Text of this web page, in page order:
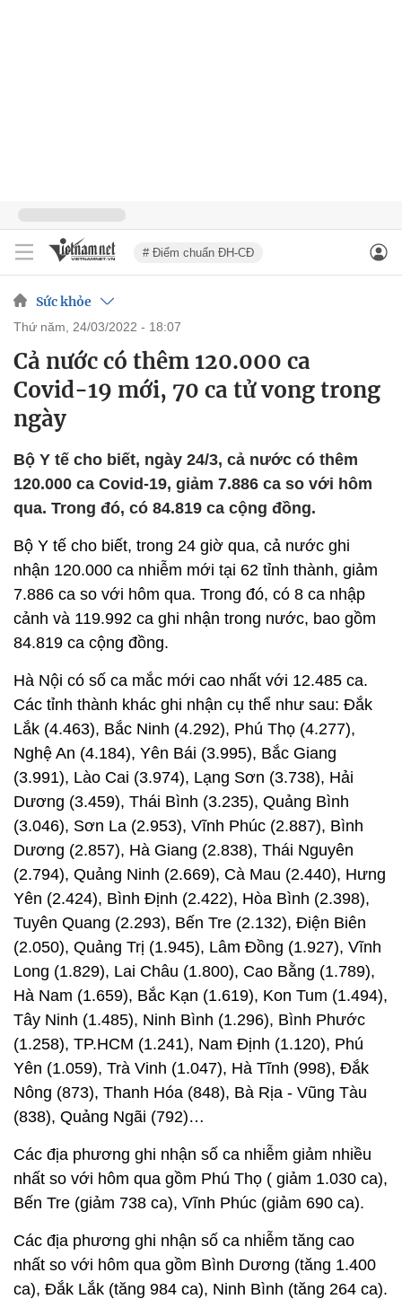
# Điểm chuẩn ĐH-CĐ
Sức khỏe
thứ năm, 24/03/2022 - 18:07
Cả nước có thêm 120.000 ca
Covid-19 mới, 70 ca tử vong trong
ngày
Bộ Y tế cho biết, ngày 24/3, cả nước có thêm
120.000 ca Covid-19, giảm 7.886 ca so với hôm
qua. Trong đó, có 84.819 ca cộng đồng.
Bộ Y tế cho biết, trong 24 giờ qua, cả nước ghi
nhận 120.000 ca nhiễm mới tại 62 tỉnh thành, giảm
7.886 ca so với hôm qua. Trong đó, có 8 ca nhập
cảnh và 119.992 ca ghi nhận trong nước, bao gồm
84.819 ca cộng đồng.
Hà Nội có số ca mắc mới cao nhất với 12.485 ca.
Các tỉnh thành khác ghi nhận cụ thể như sau: Đắk
Lắk (4.463), Bắc Ninh (4.292), Phú Thọ (4.277),
Nghệ An (4.184), Yên Bái (3.995), Bắc Giang
(3.991), Lào Cai (3.974), Lạng Sơn (3.738), Hải
Dương (3.459), Thái Bình (3.235), Quảng Bình
(3.046), Sơn La (2.953), Vĩnh Phúc (2.887), Bình
Dương (2.857), Hà Giang (2.838), Thái Nguyên
(2.794), Quảng Ninh (2.669), Cà Mau (2.440), Hưng
Yên (2.424), Bình Định (2.422), Hòa Bình (2.398),
Tuyên Quang (2.293), Bến Tre (2.132), Điện Biên
(2.050), Quảng Trị (1.945), Lâm Đồng (1.927), Vĩnh
Long (1.829), Lai Châu (1.800), Cao Bằng (1.789),
Hà Nam (1.659), Bắc Kạn (1.619), Kon Tum (1.494),
Tây Ninh (1.485), Ninh Bình (1.296), Bình Phước
(1.258), TP.HCM (1.241), Nam Định (1.120), Phú
Yên (1.059), Trà Vinh (1.047), Hà Tĩnh (998), Đắk
Nông (873), Thanh Hóa (848), Bà Rịa - Vũng Tàu
(838), Quảng Ngãi (792)…
Các địa phương ghi nhận số ca nhiễm giảm nhiều
nhất so với hôm qua gồm Phú Thọ ( giảm 1.030 ca),
Bến Tre (giảm 738 ca), Vĩnh Phúc (giảm 690 ca).
Các địa phương ghi nhận số ca nhiễm tăng cao
nhất so với hôm qua gồm Bình Dương (tăng 1.400
ca), Đắk Lắk (tăng 984 ca), Ninh Bình (tăng 264 ca).